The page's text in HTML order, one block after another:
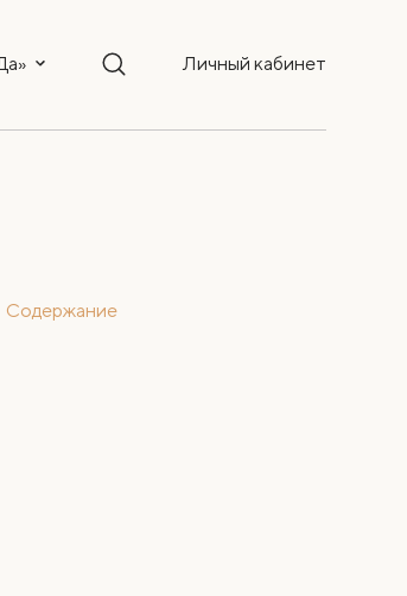
Личный кабинет
Содержание